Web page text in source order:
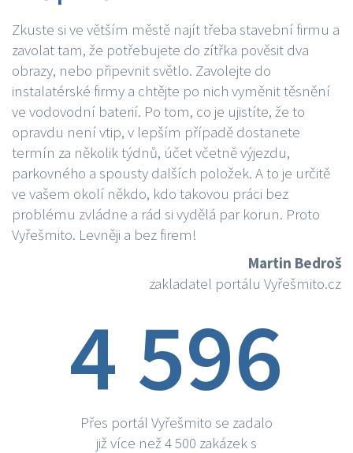
Zkuste si ve větším městě najít třeba stavební firmu a
zavolat tam, že potřebujete do zítřka pověsit dva
obrazy, nebo připevnit světlo. Zavolejte do
instalatérské firmy a chtějte po nich vyměnit těsnění
ve vodovodní baterií. Po tom, co je ujistíte, že to
opravdu není vtip, v lepším případě dostanete
termín za několik týdnů, účet včetně výjezdu,
parkovného a spousty dalších položek. A to je určitě
ve vašem okolí někdo, kdo takovou práci bez
problému zvládne a rád si vydělá par korun. Proto
Vyřešmito. Levněji a bez firem!
Martin Bedroš
zakladatel portálu Vyřešmito.cz
4 596
Přes portál Vyřešmito se zadalo
již více než 4 500 zakázek s